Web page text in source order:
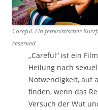
Careful. Ein feministischer
reserved
„Careful“ ist ein
Heilung nach
Notwendigkeit, auf
finden, wenn das
Versuch der Wut